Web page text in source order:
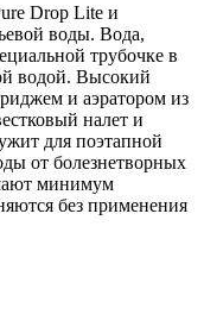
Drop Lite и
воды. Вода,
трубочке в
водой. Высокий
и аэратором из
налет и
для поэтапной
от болезнетворных
минимум
без применения